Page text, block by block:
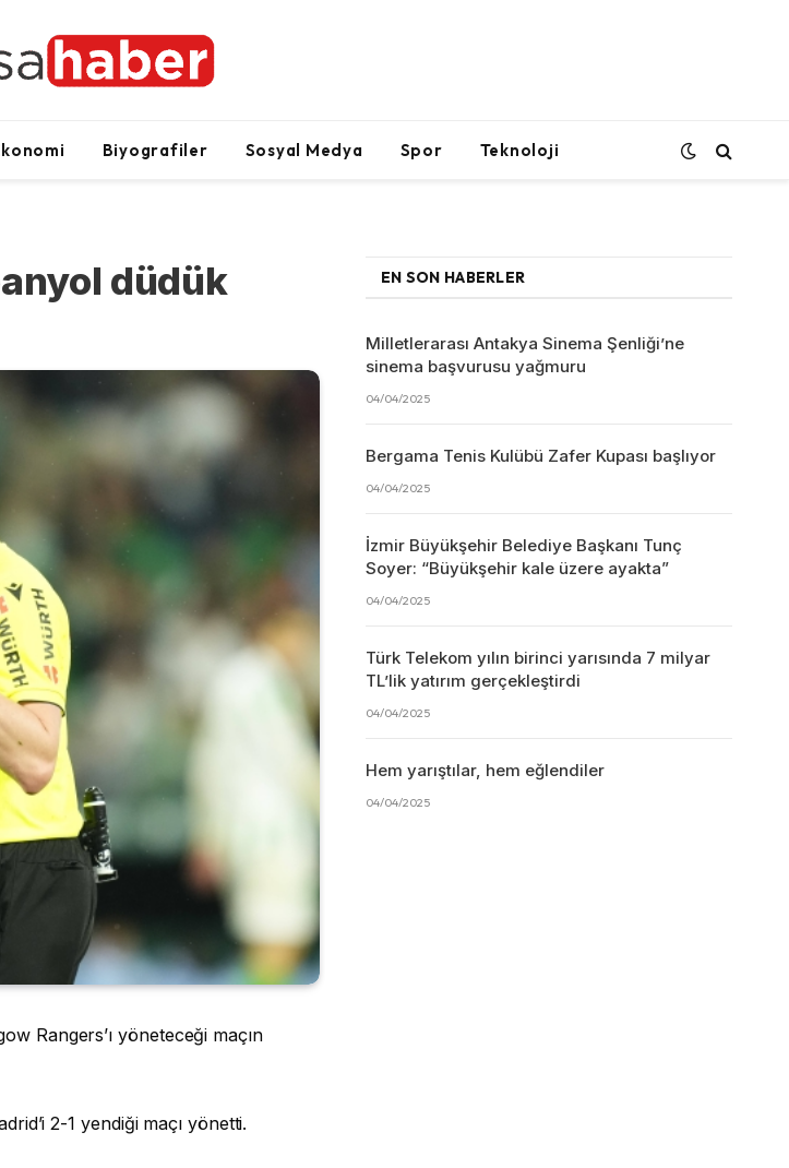
Biyografiler Sosyal Medya Spor Teknoloji
düdük
Rangers’ı yöneteceği maçın
2-1 yendiği maçı yönetti.
EN SON HABERLER
Milletlerarası Antakya Sinema Şenliği’ne
sinema başvurusu yağmuru
04/04/2025
Bergama Tenis Kulübü Zafer Kupası başlıyor
04/04/2025
İzmir Büyükşehir Belediye Başkanı Tunç
Soyer: “Büyükşehir kale üzere ayakta”
04/04/2025
Türk Telekom yılın birinci yarısında 7 milyar
TL’lik yatırım gerçekleştirdi
04/04/2025
Hem yarıştılar, hem eğlendiler
04/04/2025